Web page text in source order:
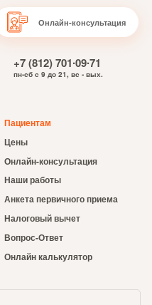
+7 (812) 701∙09∙71
пн-сб с 9 до 21, вс - вых.
Онлайн-консультация
Пациентам
Цены
Онлайн-консультация
Наши работы
Анкета первичного приема
Налоговый вычет
Вопрос-Ответ
Онлайн калькулятор